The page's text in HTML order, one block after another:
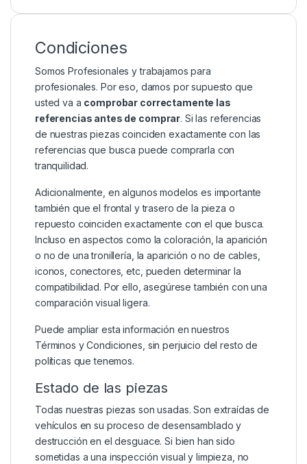
Condiciones
Somos Profesionales y trabajamos para
profesionales. Por eso, damos por supuesto que
usted va a comprobar correctamente las
referencias antes de comprar. Si las referencias
de nuestras piezas coinciden exactamente con las
referencias que busca puede comprarla con
tranquilidad.
Adicionalmente, en algunos modelos es importante
también que el frontal y trasero de la pieza o
repuesto coinciden exactamente con el que busca.
Incluso en aspectos como la coloración, la aparición
o no de una tronillería, la aparición o no de cables,
iconos, conectores, etc, pueden determinar la
compatibilidad. Por ello, asegúrese también con una
comparación visual ligera.
Puede ampliar esta información en nuestros
Términos y Condiciones , sin perjuicio del resto de
políticas que tenemos.
Estado de las piezas
Todas nuestras piezas son usadas. Son extraídas de
vehículos en su proceso de desensamblado y
destrucción en el desguace. Si bien han sido
sometidas a una inspección visual y limpieza, no